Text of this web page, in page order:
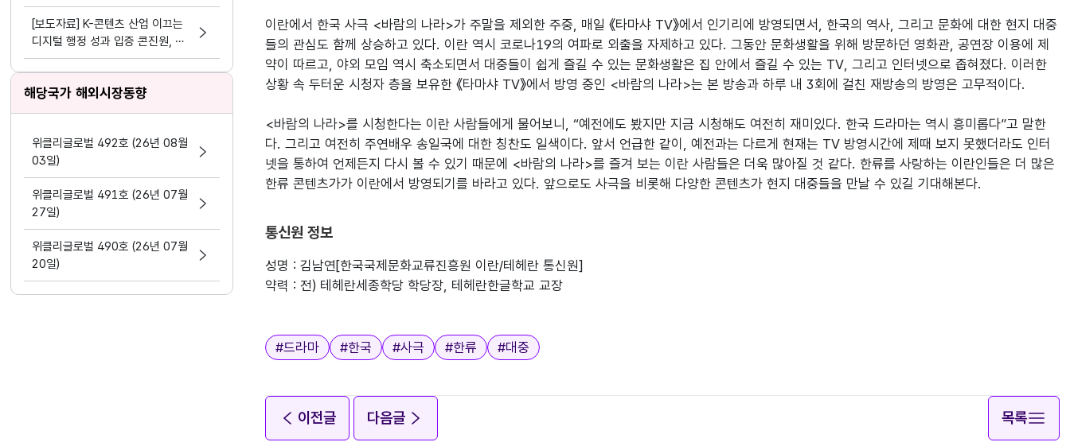
[보도자료] K-콘텐츠 산업 이끄는
디지털 행정 성과 입증 콘진원, 정
보화⋅데이터 분야 평가 3관왕 달성
해당국가 해외시장동향
위클리글로벌 492호 (26년 08월
03일)
위클리글로벌 491호 (26년 07월
27일)
위클리글로벌 490호 (26년 07월
20일)
이란에서 한국 사극 <바람의 나라>가 주말을 제외한 주중, 매일 《타마샤 TV》에서 인기리에 방영되면서, 한국의 역사, 그리고 문화에 대한 현지 대중
들의 관심도 함께 상승하고 있다. 이란 역시 코로나19의 여파로 외출을 자제하고 있다. 그동안 문화생활을 위해 방문하던 영화관, 공연장 이용에 제
약이 따르고, 야외 모임 역시 축소되면서 대중들이 쉽게 즐길 수 있는 문화생활은 집 안에서 즐길 수 있는 TV, 그리고 인터넷으로 좁혀졌다. 이러한
상황 속 두터운 시청자 층을 보유한 《타마샤 TV》에서 방영 중인 <바람의 나라>는 본 방송과 하루 내 3회에 걸친 재방송의 방영은 고무적이다.
<바람의 나라>를 시청한다는 이란 사람들에게 물어보니, “예전에도 봤지만 지금 시청해도 여전히 재미있다. 한국 드라마는 역시 흥미롭다”고 말한
다. 그리고 여전히 주연배우 송일국에 대한 칭찬도 일색이다. 앞서 언급한 같이, 예전과는 다르게 현재는 TV 방영시간에 제때 보지 못했더라도 인터
넷을 통하여 언제든지 다시 볼 수 있기 때문에 <바람의 나라>를 즐겨 보는 이란 사람들은 더욱 많아질 것 같다. 한류를 사랑하는 이란인들은 더 많은
한류 콘텐츠가가 이란에서 방영되기를 바라고 있다. 앞으로도 사극을 비롯해 다양한 콘텐츠가 현지 대중들을 만날 수 있길 기대해본다.
통신원 정보
성명 : 김남연[한국국제문화교류진흥원 이란/테헤란 통신원]
약력 : 전) 테헤란세종학당 학당장, 테헤란한글학교 교장
태그
#드라마 #한국 #사극 #한류 #대중
이전글 다음글 목록